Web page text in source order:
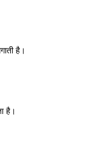
है।
है।